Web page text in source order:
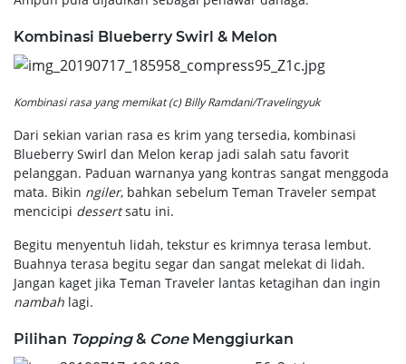
Kombinasi Blueberry Swirl & Melon
Kombinasi rasa yang memikat (c) Billy Ramdani/Travelingyuk
Dari sekian varian rasa es krim yang tersedia, kombinasi
Blueberry Swirl dan Melon kerap jadi salah satu favorit
pelanggan. Paduan warnanya yang kontras sangat menggoda
mata. Bikin ngiler, bahkan sebelum Teman Traveler sempat
mencicipi dessertsatu ini.
Begitu menyentuh lidah, tekstur es krimnya terasa lembut.
Buahnya terasa begitu segar dan sangat melekat di lidah.
Jangan kaget jika Teman Traveler lantas ketagihan dan ingin
nambah lagi.
Pilihan Topping& ConeMenggiurkan